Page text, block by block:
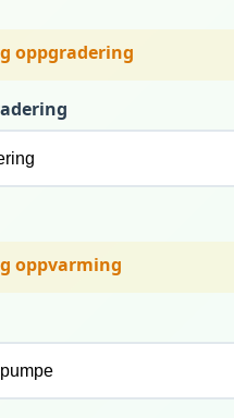
oppgradering
oppvarming